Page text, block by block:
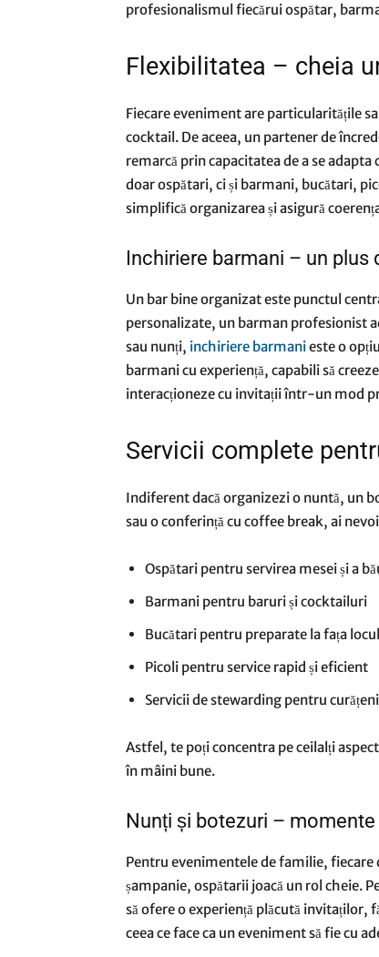
profesionalismul fiecărui ospătar,
Flexibilitatea – cheia
Fiecare eveniment are particularitățile
cocktail. De aceea, un partener de
remarcă prin capacitatea de a se
doar ospătari, ci și barmani, bucătari,
simplifică organizarea și asigură
Inchiriere barmani – un plus
Un bar bine organizat este punctul
personalizate, un barman profesionist
sau nunți, inchiriere barmanieste o
barmani cu experiență, capabili să
interacționeze cu invitații într-un mod
Servicii complete
Indiferent dacă organizezi o nuntă, un
sau o conferință cu coffee break, ai
Ospătari pentru servirea mesei și a
Barmani pentru baruri și cocktailuri
Bucătari pentru preparate la fața
Picoli pentru service rapid și eficient
Servicii de stewarding pentru
Astfel, te poți concentra pe ceilalți
în mâini bune.
Nunți și botezuri –
Pentru evenimentele de familie, fiecare
șampanie, ospătarii joacă un rol cheie.
să ofere o experiență plăcută invitaților,
ceea ce face ca un eveniment să fie cu